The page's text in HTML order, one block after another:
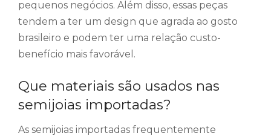
pequenos negócios. Além disso, essas peças
tendem a ter um design que agrada ao gosto
brasileiro e podem ter uma relação custo-
benefício mais favorável.
Que materiais são usados nas
semijoias importadas?
As semijoias importadas frequentemente